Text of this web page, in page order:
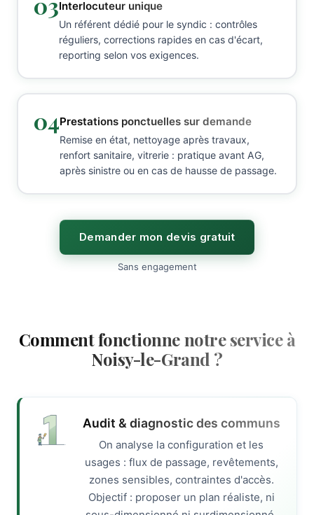
Interlocuteur unique
Un référent dédié pour le syndic : contrôles
réguliers, corrections rapides en cas d'écart,
reporting selon vos exigences.
04Prestations ponctuelles sur demande
Remise en état, nettoyage après travaux,
renfort sanitaire, vitrerie : pratique avant AG,
après sinistre ou en cas de hausse de passage.
Demander mon devis gratuit
Sans engagement
Comment fonctionne notre service à
Noisy-le-Grand ?
Audit & diagnostic des communs
On analyse la configuration et les
usages : flux de passage, revêtements,
zones sensibles, contraintes d'accès.
Objectif : proposer un plan réaliste, ni